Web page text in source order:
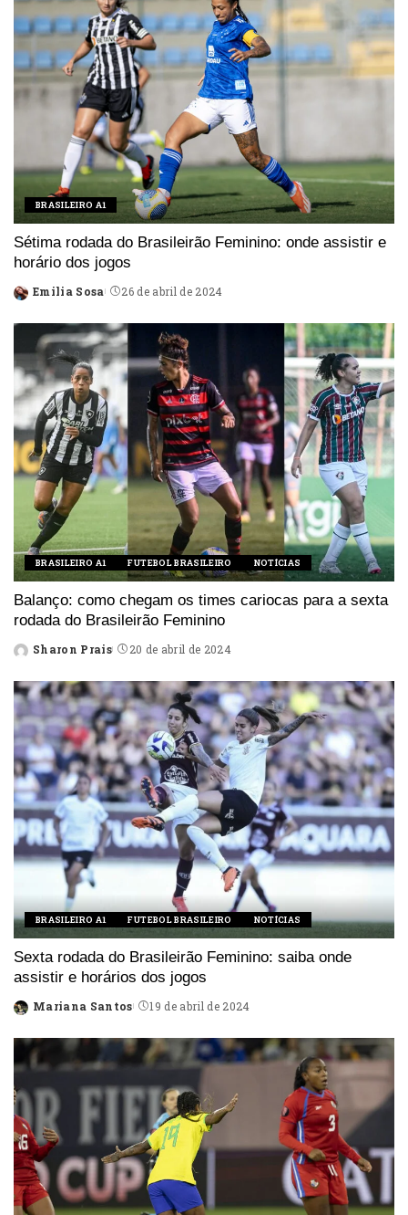
BRASILEIRO A1
Sétima rodada do Brasileirão Feminino: onde assistir e
horário dos jogos
Posted
Emilia Sosa 26 de abril de 2024
BRASILEIRO A1 FUTEBOL BRASILEIRO NOTÍCIAS
Balanço: como chegam os times cariocas para a sexta
rodada do Brasileirão Feminino
Posted
Sharon Prais 20 de abril de 2024
BRASILEIRO A1 FUTEBOL BRASILEIRO NOTÍCIAS
Sexta rodada do Brasileirão Feminino: saiba onde
assistir e horários dos jogos
Posted
Mariana Santos 19 de abril de 2024